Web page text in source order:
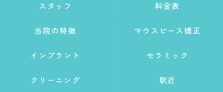
スタッフ 料金表
当院の特徴 マウスピース矯正
インプラント セラミック
クリーニング 駅近